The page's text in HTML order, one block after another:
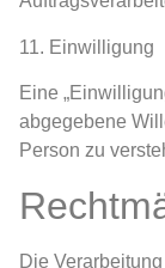
11. Einwilligung
Eine
abgegebene
Person zu
Die